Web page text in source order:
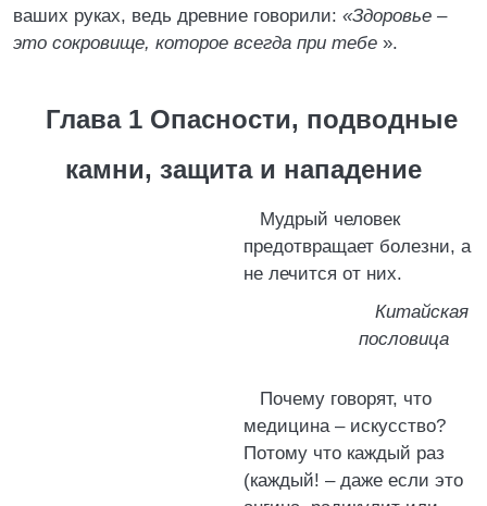
ваших руках, ведь древние говорили: «Здоровье –
это сокровище, которое всегда при тебе ».
Глава 1 Опасности, подводные
камни, защита и нападение
Мудрый человек
предотвращает болезни, а
не лечится от них.
Китайская
пословица
Почему говорят, что
медицина – искусство?
Потому что каждый раз
(каждый! – даже если это